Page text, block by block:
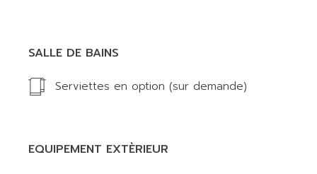
SALLE DE BAINS
Serviettes en option (sur demande)
EQUIPEMENT EXTÈRIEUR